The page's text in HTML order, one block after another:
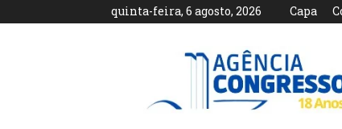
quinta-feira, 6 agosto, 2026 Capa
Agência